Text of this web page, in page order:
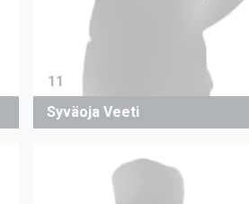
11
Syväoja Veeti